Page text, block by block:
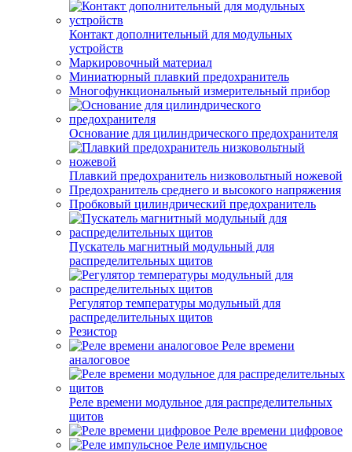
Контакт дополнительный для модульных
устройств
Маркировочный материал
Миниатюрный плавкий предохранитель
Многофункциональный измерительный прибор
Основание для цилиндрического предохранителя
Плавкий предохранитель низковольтный ножевой
Предохранитель среднего и высокого напряжения
Пробковый цилиндрический предохранитель
Пускатель магнитный модульный для
распределительных щитов
Регулятор температуры модульный для
распределительных щитов
Резистор
Реле времени
аналоговое
Реле времени модульное для распределительных
щитов
Реле времени цифровое
Реле импульсное